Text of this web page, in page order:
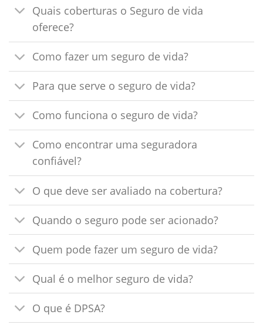
Quais coberturas o Seguro de vida
oferece?
Como fazer um seguro de vida?
Para que serve o seguro de vida?
Como funciona o seguro de vida?
Como encontrar uma seguradora
confiável?
O que deve ser avaliado na cobertura?
Quando o seguro pode ser acionado?
Quem pode fazer um seguro de vida?
Qual é o melhor seguro de vida?
O que é DPSA?